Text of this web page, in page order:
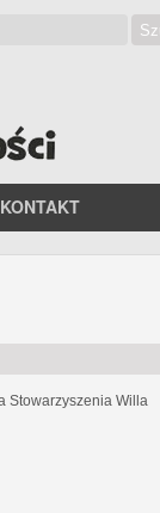
KONTAKT
Stowarzyszenia Willa